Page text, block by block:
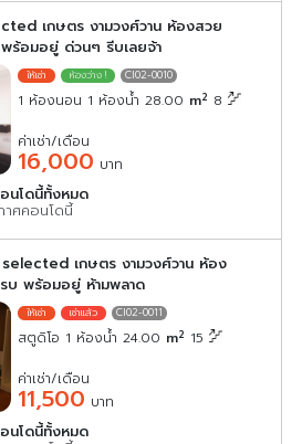
เกษตร งามวงศ์วาน ห้องสวย
ร้อมอยู่ ด่วนๆ รีบเลยจ้า
CI02-0010
1 ห้องนอน 1 ห้องน้ำ 28.00 m2 8
ค่าเช่า/เดือน
16,000 บาท
นโดนี้ทั้งหมด
าศคอนโดนี้
เกษตร งามวงศ์วาน ห้อง
บ พร้อมอยู่ ห้ามพลาด
CI02-0011
สตูดิโอ 1 ห้องน้ำ 24.00 m2 15
ค่าเช่า/เดือน
11,500 บาท
นโดนี้ทั้งหมด